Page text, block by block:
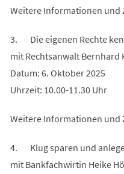
Weitere Informationen und
3. Die eigenen Rechte
mit Rechtsanwalt Bernhard
Datum: 6. Oktober 2025
Uhrzeit: 10.00-11.30 Uhr
Weitere Informationen und
4. Klug sparen und
mit Bankfachwirtin Heike